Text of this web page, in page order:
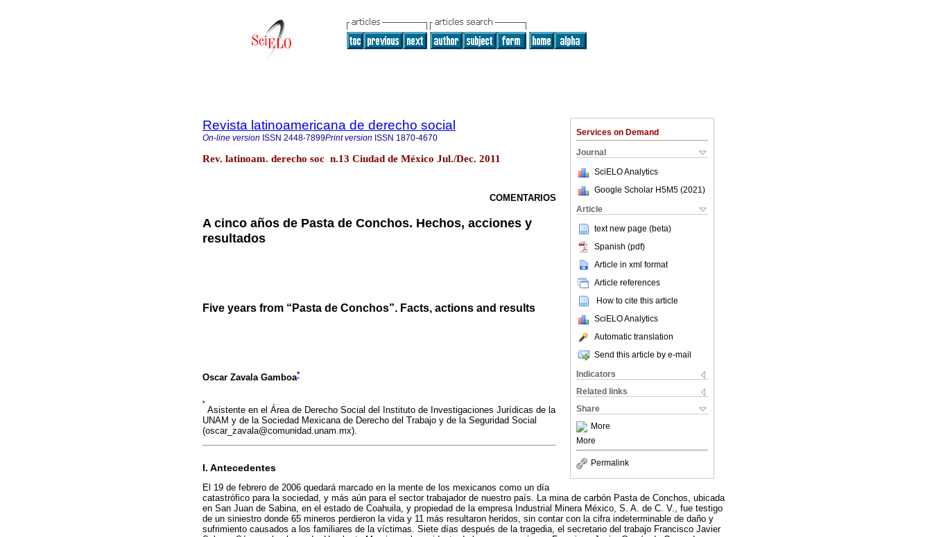
Services on Demand
Journal
SciELO Analytics
Google Scholar H5M5 (2021 )
Article
text new page (beta)
Spanish (pdf)
Article in xml format
Article references
How to cite this article
SciELO Analytics
Automatic translation
Send this article by e-mail
Indicators
Related links
Share
More
More
Permalink
Revista latinoamericana de derecho social
On-line version ISSN 2448-7899Print version ISSN 1870-4670
Rev. latinoam. derecho soc n.13 Ciudad de México Jul./Dec. 2011
COMENTARIOS
A cinco años de Pasta de Conchos. Hechos, acciones y
resultados
Five years from “Pasta de Conchos”. Facts, actions and results
Oscar Zavala Gamboa*
*
Asistente en el Área de Derecho Social del Instituto de Investigaciones Jurídicas de la
UNAM y de la Sociedad Mexicana de Derecho del Trabajo y de la Seguridad Social
(oscar_zavala@comunidad.unam.mx).
I. Antecedentes
El 19 de febrero de 2006 quedará marcado en la mente de los mexicanos como un día
catastrófico para la sociedad, y más aún para el sector trabajador de nuestro país. La mina de carbón Pasta de Conchos, ubicada
en San Juan de Sabina, en el estado de Coahuila, y propiedad de la empresa Industrial Minera México, S. A. de C. V., fue testigo
de un siniestro donde 65 mineros perdieron la vida y 11 más resultaron heridos, sin contar con la cifra indeterminable de daño y
sufrimiento causados a los familiares de la víctimas. Siete días después de la tragedia, el secretario del trabajo Francisco Javier